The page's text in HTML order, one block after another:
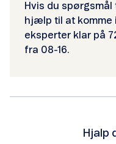
Hvis du
hjælp til at komme
eksperter klar på
fra 08-16.
Hjalp